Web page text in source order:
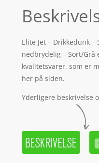
Elite Jet – Drikkedunk –
nedbrydelig – Sort/Grå
kvalitetsvarer, som er
her på siden.
Yderligere beskrivelse